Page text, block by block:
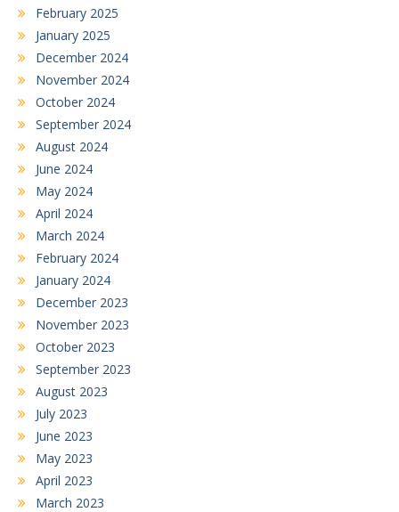
February 2025
January 2025
December 2024
November 2024
October 2024
September 2024
August 2024
June 2024
May 2024
April 2024
March 2024
February 2024
January 2024
December 2023
November 2023
October 2023
September 2023
August 2023
July 2023
June 2023
May 2023
April 2023
March 2023